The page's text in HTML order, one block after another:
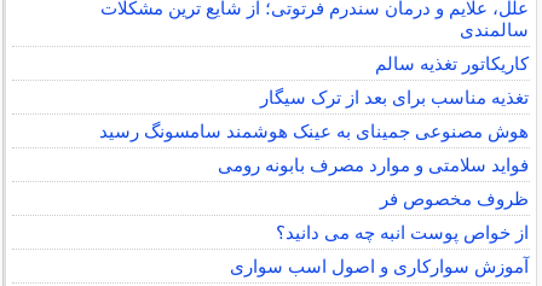
علل، علایم و درمان سندرم فرتوتی؛ از شایع ترین مشکلات
سالمندی
کاریکاتور تغذیه سالم
تغذیه مناسب برای بعد از ترک سیگار
هوش مصنوعی جمینای به عینک هوشمند سامسونگ رسید
فواید سلامتی و موارد مصرف بابونه رومی
ظروف مخصوص فر
از خواص پوست انبه چه می دانید؟
آموزش سوارکاری و اصول اسب سواری